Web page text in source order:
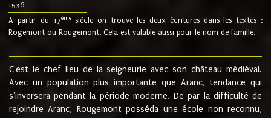
1536
A partir du 17ème siècle on trouve les deux écritures dans les textes :
Rogemont ou Rougemont. Cela est valable aussi pour le nom de famille.
C'est le chef lieu de la seigneurie avec son château médiéval.
Avec un population plus importante que Aranc, tendance qui
s'inversera pendant la période moderne. De par la difficulté de
rejoindre Aranc, Rougemont posséda une école non reconnu,